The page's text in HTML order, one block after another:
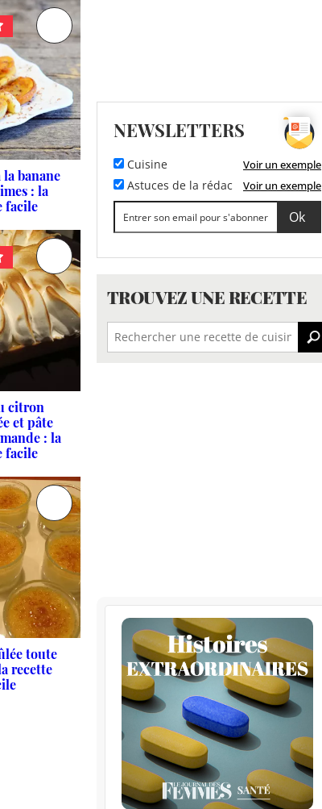
banane
: la
facile
citron
et pâte
: la
facile
toute
recette
NEWSLETTERS
Cuisine Voir un exemple
Astuces de la rédac Voir un exemple
TROUVEZ UNE RECETTE